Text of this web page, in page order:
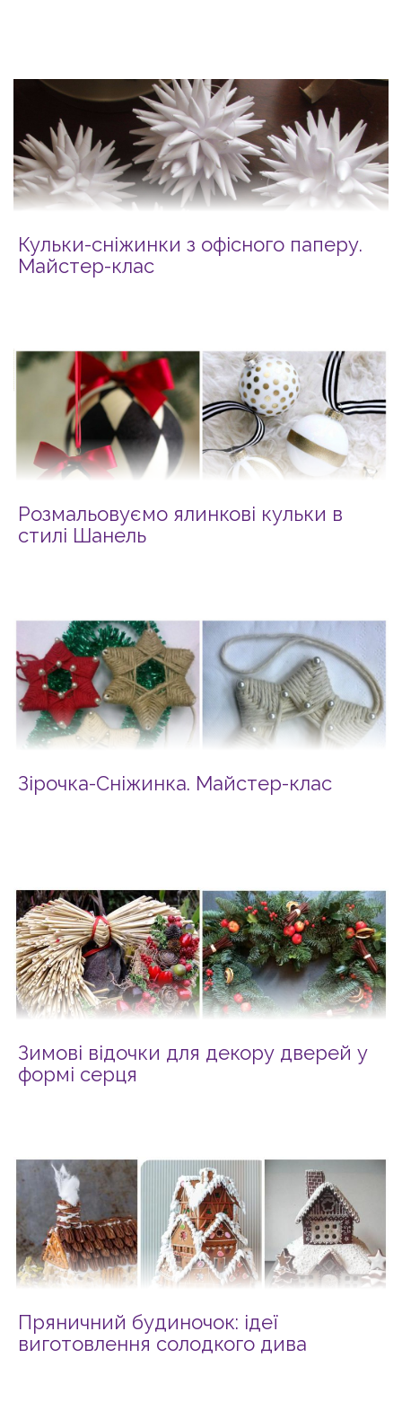
Кульки-сніжинки з офісного паперу.
Майстер-клас
Розмальовуємо ялинкові кульки в
стилі Шанель
Зірочка-Сніжинка. Майстер-клас
Зимові відочки для декору дверей у
формі серця
Пряничний будиночок: ідеї
виготовлення солодкого дива